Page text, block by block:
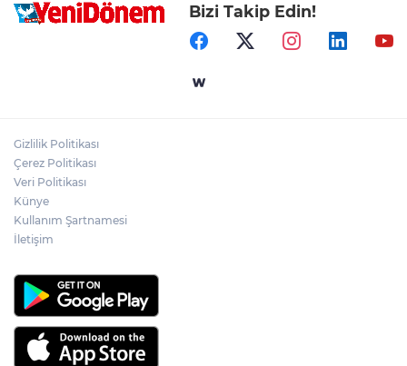
Bizi Takip Edin!
Gizlilik Politikası
Çerez Politikası
Veri Politikası
Künye
Kullanım Şartnamesi
İletişim